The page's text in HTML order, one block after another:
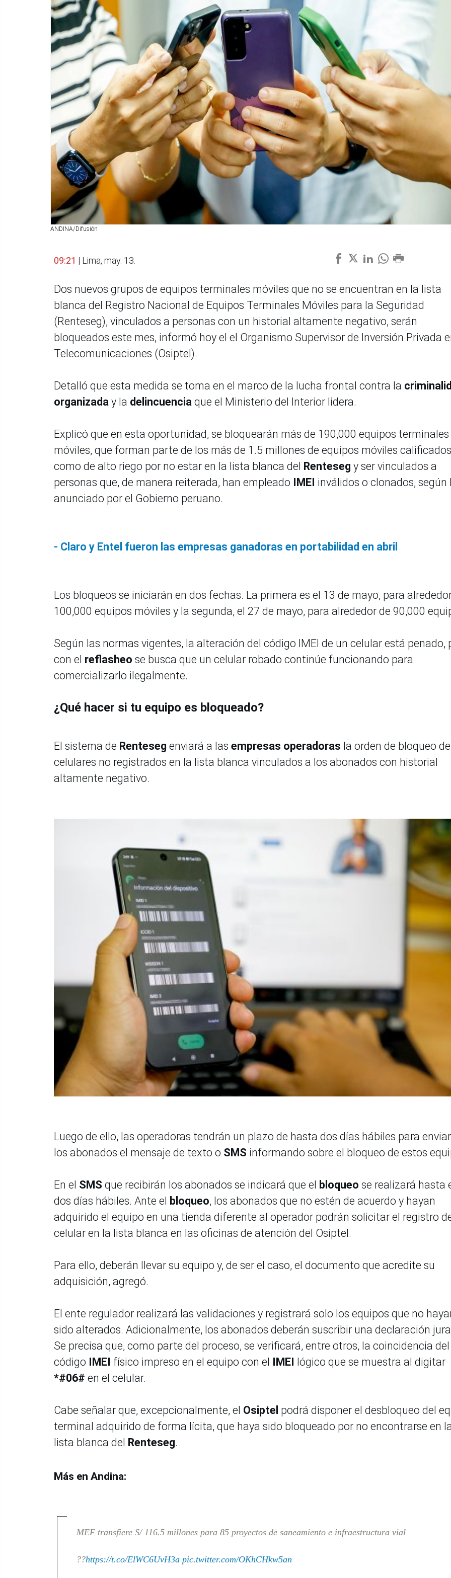
ANDINA/Difusión
09:21 | Lima, may. 13.
Dos nuevos grupos de equipos terminales móviles que no se encuentran en la lista
blanca del Registro Nacional de Equipos Terminales Móviles para la Seguridad
(Renteseg), vinculados a personas con un historial altamente negativo, serán
bloqueados este mes, informó hoy el el Organismo Supervisor de Inversión Privada
Telecomunicaciones (Osiptel).
Detalló que esta medida se toma en el marco de la lucha frontal contra la
organizada y la delincuencia que el Ministerio del Interior lidera.
Explicó que en esta oportunidad, se bloquearán más de 190,000 equipos terminales
móviles, que forman parte de los más de 1.5 millones de equipos móviles calificados
como de alto riego por no estar en la lista blanca del Renteseg y ser vinculados a
personas que, de manera reiterada, han empleado IMEI inválidos o clonados, según
anunciado por el Gobierno peruano.
- Claro y Entel fueron las empresas ganadoras en portabilidad en abril
Los bloqueos se iniciarán en dos fechas. La primera es el 13 de mayo, para
100,000 equipos móviles y la segunda, el 27 de mayo, para alrededor de 90,000
Según las normas vigentes, la alteración del código IMEI de un celular está penado,
con el reflasheo se busca que un celular robado continúe funcionando para
comercializarlo ilegalmente.
¿Qué hacer si tu equipo es bloqueado?
El sistema de Renteseg enviará a las empresas operadoras la orden de bloqueo
celulares no registrados en la lista blanca vinculados a los abonados con historial
altamente negativo.
Luego de ello, las operadoras tendrán un plazo de hasta dos días hábiles para
los abonados el mensaje de texto o SMS informando sobre el bloqueo de estos
En el SMS que recibirán los abonados se indicará que el bloqueo se realizará hasta
dos días hábiles. Ante el bloqueo, los abonados que no estén de acuerdo y hayan
adquirido el equipo en una tienda diferente al operador podrán solicitar el registro
celular en la lista blanca en las oficinas de atención del Osiptel.
Para ello, deberán llevar su equipo y, de ser el caso, el documento que acredite su
adquisición, agregó.
El ente regulador realizará las validaciones y registrará solo los equipos que no
sido alterados. Adicionalmente, los abonados deberán suscribir una declaración
Se precisa que, como parte del proceso, se verificará, entre otros, la coincidencia del
código
IMEI físico impreso en el equipo con el IMEI
lógico que se muestra al digitar
*#06# en el celular.
Cabe señalar que, excepcionalmente, el Osiptel podrá disponer el desbloqueo del
terminal adquirido de forma lícita, que haya sido bloqueado por no encontrarse en
lista blanca del Renteseg.
Más en Andina:
MEF transfiere S/ 116.5 millones para 85 proyectos de saneamiento e infraestructura vial
??https://t.co/ElWC6UvH3a pic.twitter.com/OKhCHkw5an